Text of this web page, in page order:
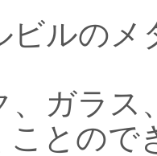
ビルの
、ガラス
ことので